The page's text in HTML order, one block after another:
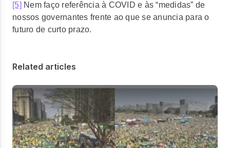
[5] Nem faço referência à COVID e às “medidas” de
nossos governantes frente ao que se anuncia para o
futuro de curto prazo.
Related articles